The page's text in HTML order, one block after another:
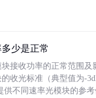
少是正常
接收功率的正常范围及
收光标准（典型值为-
供不同速率光模块的参